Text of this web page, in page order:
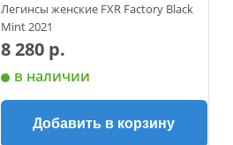
Легинсы женские FXR Factory Black
Mint 2021
8 280 р.
в наличии
Добавить в корзину